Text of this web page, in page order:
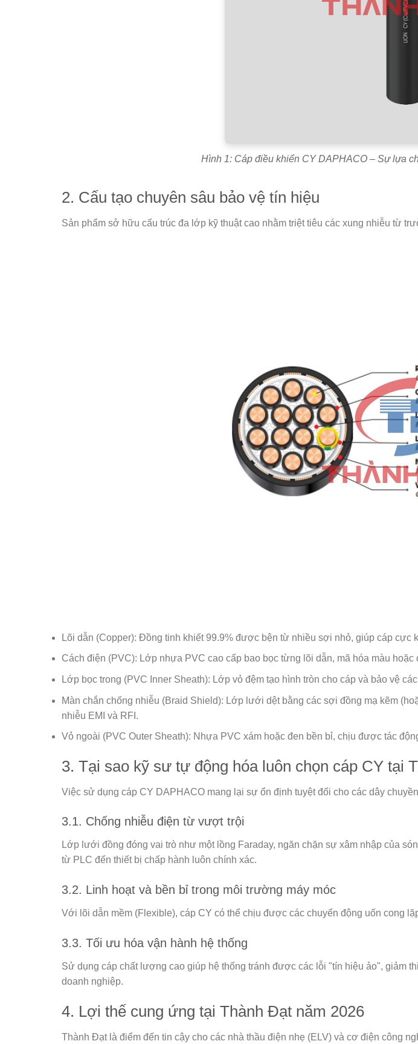
Hình 1: Cáp điều khiển CY DAPHACO – Sự lựa
2. Cấu tạo chuyên sâu bảo vệ tín hiệu
Sản phẩm sở hữu cấu trúc đa lớp kỹ thuật cao nhằm triệt tiêu các xung nhiễu từ
Lõi dẫn (Copper): Đồng tinh khiết 99.9% được bện từ nhiều sợi nhỏ, giúp cáp cực
Cách điện (PVC): Lớp nhựa PVC cao cấp bao bọc từng lõi dẫn, mã hóa màu
Lớp bọc trong (PVC Inner Sheath): Lớp vỏ đệm tạo hình tròn cho cáp và bảo vệ
Màn chắn chống nhiễu (Braid Shield): Lớp lưới dệt bằng các sợi đồng mạ kẽm
nhiễu EMI và RFI.
Vỏ ngoài (PVC Outer Sheath): Nhựa PVC xám hoặc đen bền bỉ, chịu được tác
3. Tại sao kỹ sư tự động hóa luôn chọn cáp CY tại
Việc sử dụng cáp CY DAPHACO mang lại sự ổn định tuyệt đối cho các dây
3.1. Chống nhiễu điện từ vượt trội
Lớp lưới đồng đóng vai trò như một lồng Faraday, ngăn chặn sự xâm nhập của
từ PLC đến thiết bị chấp hành luôn chính xác.
3.2. Linh hoạt và bền bỉ trong môi trường máy móc
Với lõi dẫn mềm (Flexible), cáp CY có thể chịu được các chuyển động uốn cong
3.3. Tối ưu hóa vận hành hệ thống
Sử dụng cáp chất lượng cao giúp hệ thống tránh được các lỗi "tín hiệu ảo", giảm
doanh nghiệp.
4. Lợi thế cung ứng tại Thành Đạt năm 2026
Thành Đạtlà điểm đến tin cậy cho các nhà thầu điện nhẹ (ELV) và cơ điện công